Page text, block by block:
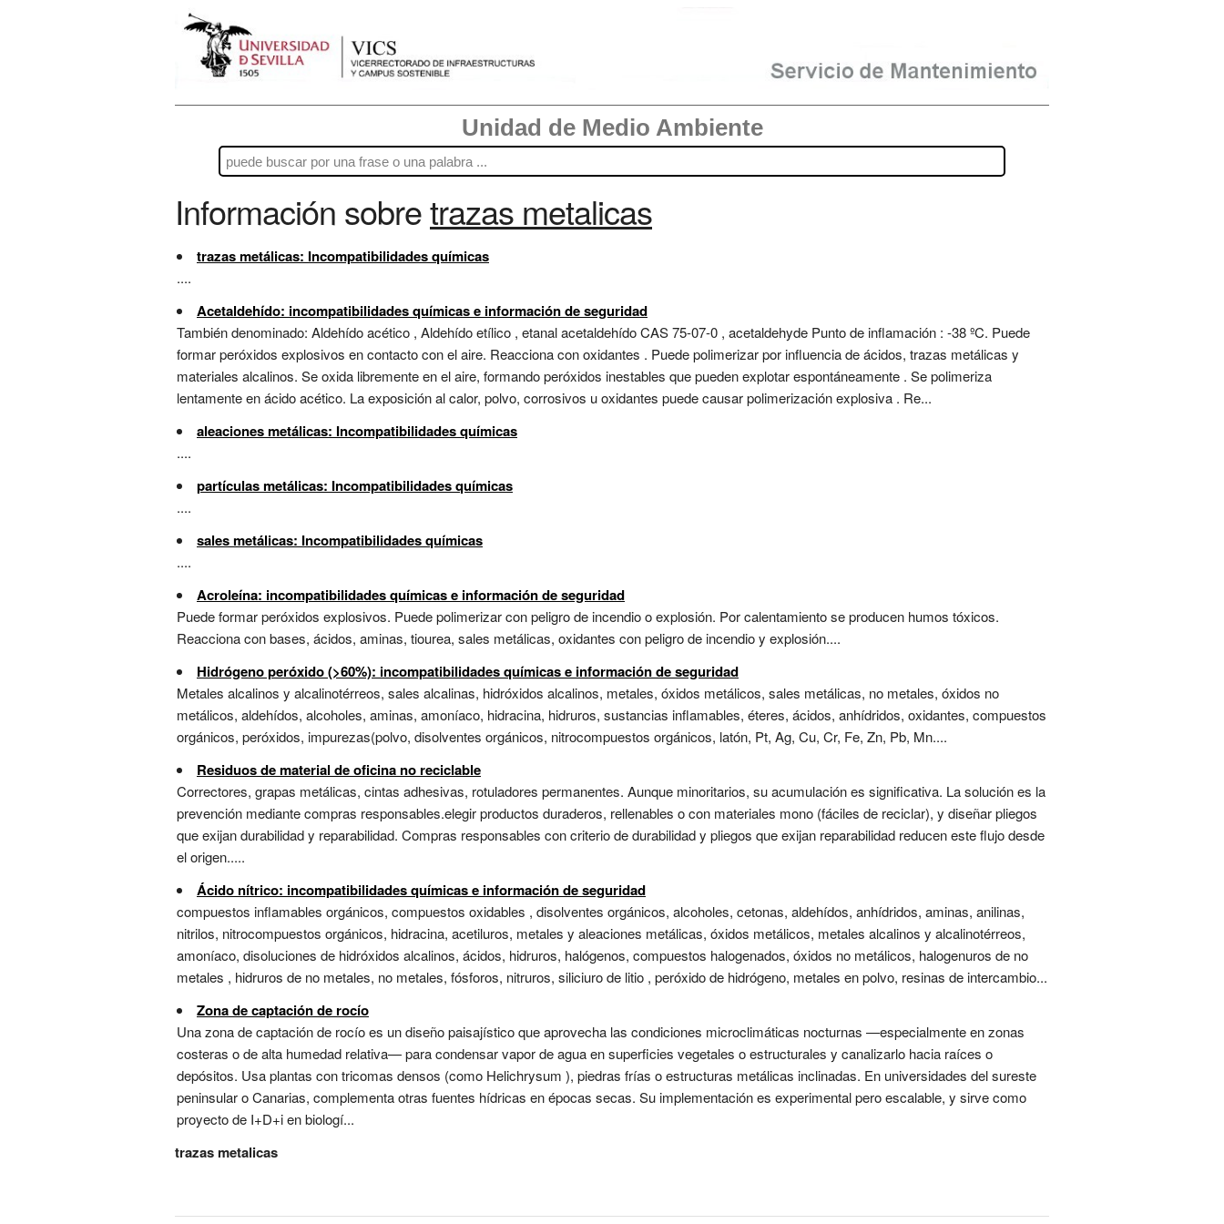
Unidad de Medio Ambiente
Información sobretrazas metalicas
trazas metálicas: Incompatibilidades químicas
....
Acetaldehído: incompatibilidades químicas e información de seguridad
También denominado: Aldehído acético , Aldehído etílico , etanal acetaldehído CAS 75-07-0 , acetaldehyde Punto de inflamación : -38 ºC. Puede
formar peróxidos explosivos en contacto con el aire. Reacciona con oxidantes . Puede polimerizar por influencia de ácidos, trazas metálicas y
materiales alcalinos. Se oxida libremente en el aire, formando peróxidos inestables que pueden explotar espontáneamente . Se polimeriza
lentamente en ácido acético. La exposición al calor, polvo, corrosivos u oxidantes puede causar polimerización explosiva . Re...
aleaciones metálicas: Incompatibilidades químicas
....
partículas metálicas: Incompatibilidades químicas
....
sales metálicas: Incompatibilidades químicas
....
Acroleína: incompatibilidades químicas e información de seguridad
Puede formar peróxidos explosivos. Puede polimerizar con peligro de incendio o explosión. Por calentamiento se producen humos tóxicos.
Reacciona con bases, ácidos, aminas, tiourea, sales metálicas, oxidantes con peligro de incendio y explosión....
Hidrógeno peróxido (>60%): incompatibilidades químicas e información de seguridad
Metales alcalinos y alcalinotérreos, sales alcalinas, hidróxidos alcalinos, metales, óxidos metálicos, sales metálicas, no metales, óxidos no
metálicos, aldehídos, alcoholes, aminas, amoníaco, hidracina, hidruros, sustancias inflamables, éteres, ácidos, anhídridos, oxidantes, compuestos
orgánicos, peróxidos, impurezas(polvo, disolventes orgánicos, nitrocompuestos orgánicos, latón, Pt, Ag, Cu, Cr, Fe, Zn, Pb, Mn....
Residuos de material de oficina no reciclable
Correctores, grapas metálicas, cintas adhesivas, rotuladores permanentes. Aunque minoritarios, su acumulación es significativa. La solución es la
prevención mediante compras responsables.elegir productos duraderos, rellenables o con materiales mono (fáciles de reciclar), y diseñar pliegos
que exijan durabilidad y reparabilidad. Compras responsables con criterio de durabilidad y pliegos que exijan reparabilidad reducen este flujo desde
el origen.....
Ácido nítrico: incompatibilidades químicas e información de seguridad
compuestos inflamables orgánicos, compuestos oxidables , disolventes orgánicos, alcoholes, cetonas, aldehídos, anhídridos, aminas, anilinas,
nitrilos, nitrocompuestos orgánicos, hidracina, acetiluros, metales y aleaciones metálicas, óxidos metálicos, metales alcalinos y alcalinotérreos,
amoníaco, disoluciones de hidróxidos alcalinos, ácidos, hidruros, halógenos, compuestos halogenados, óxidos no metálicos, halogenuros de no
metales , hidruros de no metales, no metales, fósforos, nitruros, siliciuro de litio , peróxido de hidrógeno, metales en polvo, resinas de intercambio...
Zona de captación de rocío
Una zona de captación de rocío es un diseño paisajístico que aprovecha las condiciones microclimáticas nocturnas —especialmente en zonas
costeras o de alta humedad relativa— para condensar vapor de agua en superficies vegetales o estructurales y canalizarlo hacia raíces o
depósitos. Usa plantas con tricomas densos (como Helichrysum ), piedras frías o estructuras metálicas inclinadas. En universidades del sureste
peninsular o Canarias, complementa otras fuentes hídricas en épocas secas. Su implementación es experimental pero escalable, y sirve como
proyecto de I+D+i en biologí...
trazas metalicas